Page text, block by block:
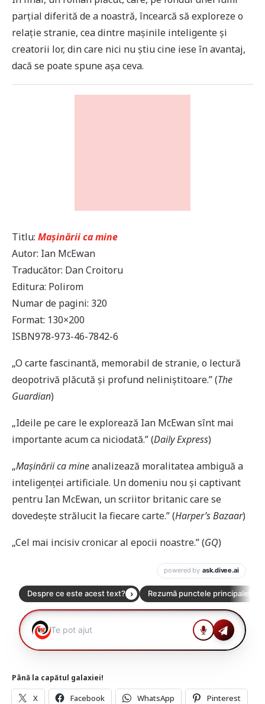
parțial diferită de a noastră, încearcă să exploreze o
relație stranie, cea dintre mașinile inteligente și
creatorii lor, din care nici nu știu cine iese în avantaj,
dacă se poate spune așa ceva.
Titlu: Mașinării ca mine
Autor: Ian McEwan
Traducător: Dan Croitoru
Editura: Polirom
Numar de pagini: 320
Format: 130×200
ISBN978-973-46-7842-6
„O carte fascinantă, memorabil de stranie, o lectură
deopotrivă plăcută şi profund neliniştitoare.” (The
Guardian)
„Ideile pe care le explorează Ian McEwan sînt mai
importante acum ca niciodată.” (Daily Express)
„Maşinării ca mineanalizează moralitatea ambiguă a
inteligenţei artificiale. Un domeniu nou şi captivant
pentru Ian McEwan, un scriitor britanic care se
dovedeşte strălucit la fiecare carte.” (Harper’s Bazaar)
„Cel mai incisiv cronicar al epocii noastre.” (GQ)
Până la capătul galaxiei!
X Facebook WhatsApp Pinterest